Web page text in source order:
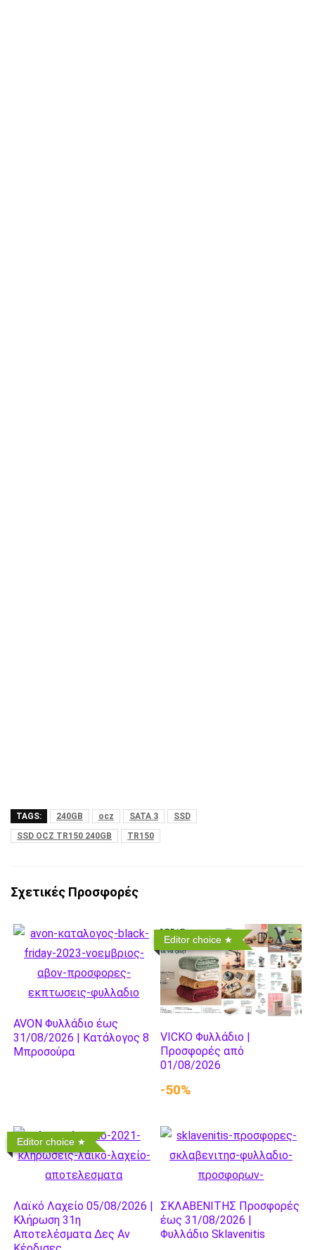
TAGS: 240GB ocz SATA 3
SSD
SSD OCZ TR150 240GB
TR150
Σχετικές Προσφορές
AVON Φυλλάδιο έως
31/08/2026 | Κατάλογος 8
Μπροσούρα
Editor choice
VICKO Φυλλάδιο |
Προσφορές από
01/08/2026
-50%
Editor choice
Λαϊκό Λαχείο 05/08/2026 |
Κλήρωση 31η
Αποτελέσματα Δες Αν
ΣΚΛΑΒΕΝΙΤΗΣ Προσφορές
έως 31/08/2026 |
Φυλλάδιο Sklavenitis